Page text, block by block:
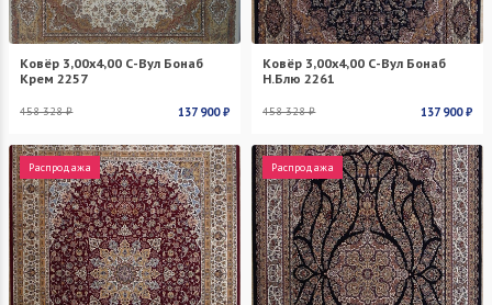
Ковёр 3,00х4,00 С-Вул Бонаб
Крем 2257
458 328 ₽ 137 900 ₽
Ковёр 3,00х4,00 С-Вул Бонаб
Н.Блю 2261
458 328 ₽ 137 900 ₽
Распродажа Распродажа